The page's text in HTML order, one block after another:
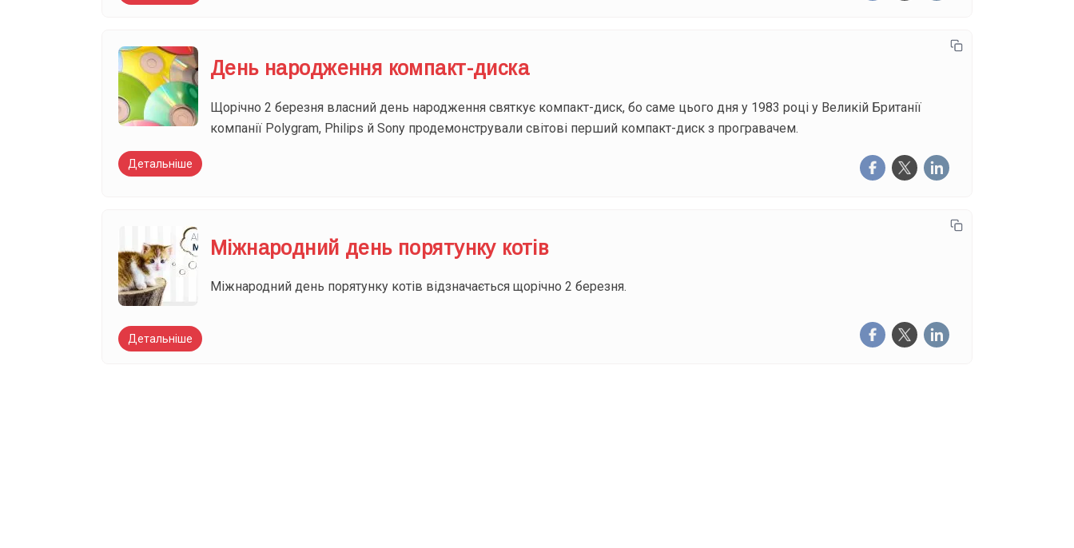
День народження компакт-диска
Щорічно 2 березня власний день народження святкує компакт-диск, бо саме цього дня у 1983 році у Великій Британії
компанії Polygram, Philips й Sony продемонстрували світові перший компакт-диск з програвачем.
Детальніше
Міжнародний день порятунку котів
Міжнародний день порятунку котів відзначається щорічно 2 березня.
Детальніше